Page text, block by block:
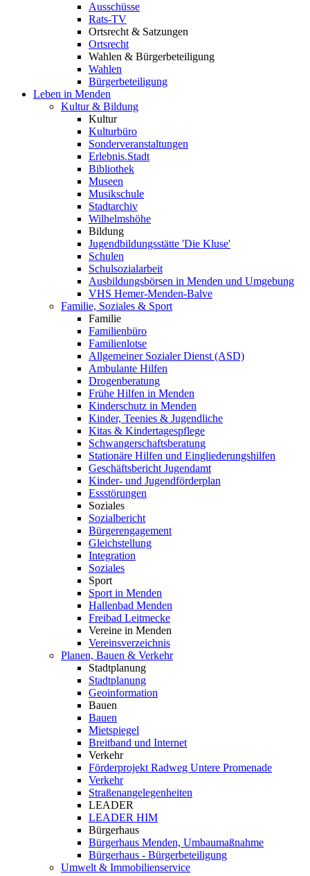
Ausschüsse
Rats-TV
Ortsrecht & Satzungen
Ortsrecht
Wahlen & Bürgerbeteiligung
Wahlen
Bürgerbeteiligung
Leben in Menden
Kultur & Bildung
Kultur
Kulturbüro
Sonderveranstaltungen
Erlebnis.Stadt
Bibliothek
Museen
Musikschule
Stadtarchiv
Wilhelmshöhe
Bildung
Jugendbildungsstätte 'Die Kluse'
Schulen
Schulsozialarbeit
Ausbildungsbörsen in Menden und Umgebung
VHS Hemer-Menden-Balve
Familie, Soziales & Sport
Familie
Familienbüro
Familienlotse
Allgemeiner Sozialer Dienst (ASD)
Ambulante Hilfen
Drogenberatung
Frühe Hilfen in Menden
Kinderschutz in Menden
Kinder, Teenies & Jugendliche
Kitas & Kindertagespflege
Schwangerschaftsberatung
Stationäre Hilfen und Eingliederungshilfen
Geschäftsbericht Jugendamt
Kinder- und Jugendförderplan
Essstörungen
Soziales
Sozialbericht
Bürgerengagement
Gleichstellung
Integration
Soziales
Sport
Sport in Menden
Hallenbad Menden
Freibad Leitmecke
Vereine in Menden
Vereinsverzeichnis
Planen, Bauen & Verkehr
Stadtplanung
Stadtplanung
Geoinformation
Bauen
Bauen
Mietspiegel
Breitband und Internet
Verkehr
Förderprojekt Radweg Untere Promenade
Verkehr
Straßenangelegenheiten
LEADER
LEADER HIM
Bürgerhaus
Bürgerhaus Menden, Umbaumaßnahme
Bürgerhaus - Bürgerbeteiligung
Umwelt & Immobilienservice